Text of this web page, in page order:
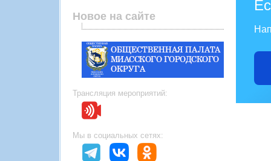
Новое на сайте
Трансляция мероприятий:
Мы в социальных сетях: